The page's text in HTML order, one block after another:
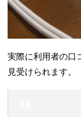
実際に利用者の口
見受けられます。